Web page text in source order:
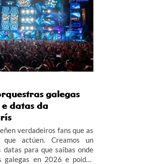
galegas
datas da
verdadeiros fans que as
que actúen. Creamos un
para que saibas onde
galegas en 2026 e poidas